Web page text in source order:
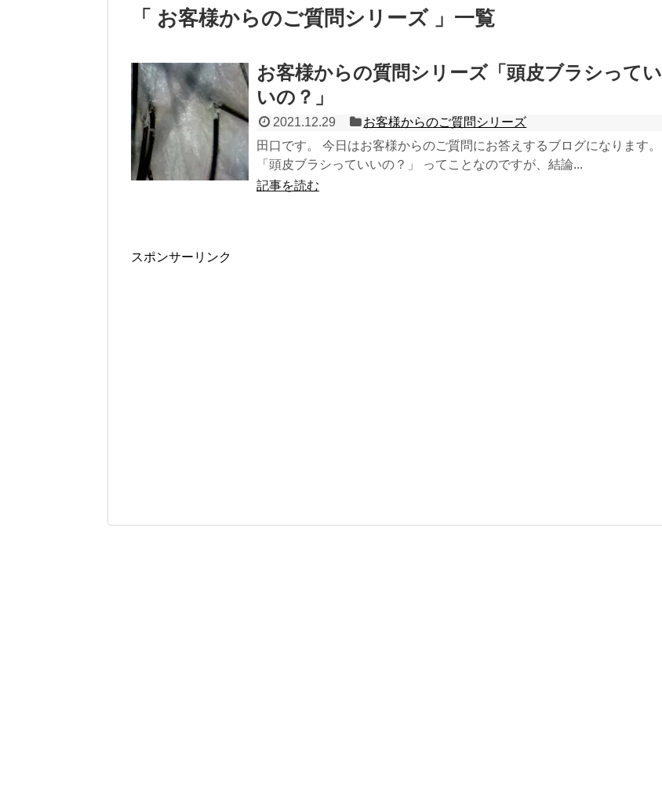
「 お客様からのご質問シリーズ 」一覧
お客様からの質問シリーズ「頭皮ブラシってい
いの？」
2021.12.29
お客様からのご質問シリーズ
田口です。 今日はお客様からのご質問にお答えするブログになります。
「頭皮ブラシっていいの？」 ってことなのですが、結論...
記事を読む
スポンサーリンク